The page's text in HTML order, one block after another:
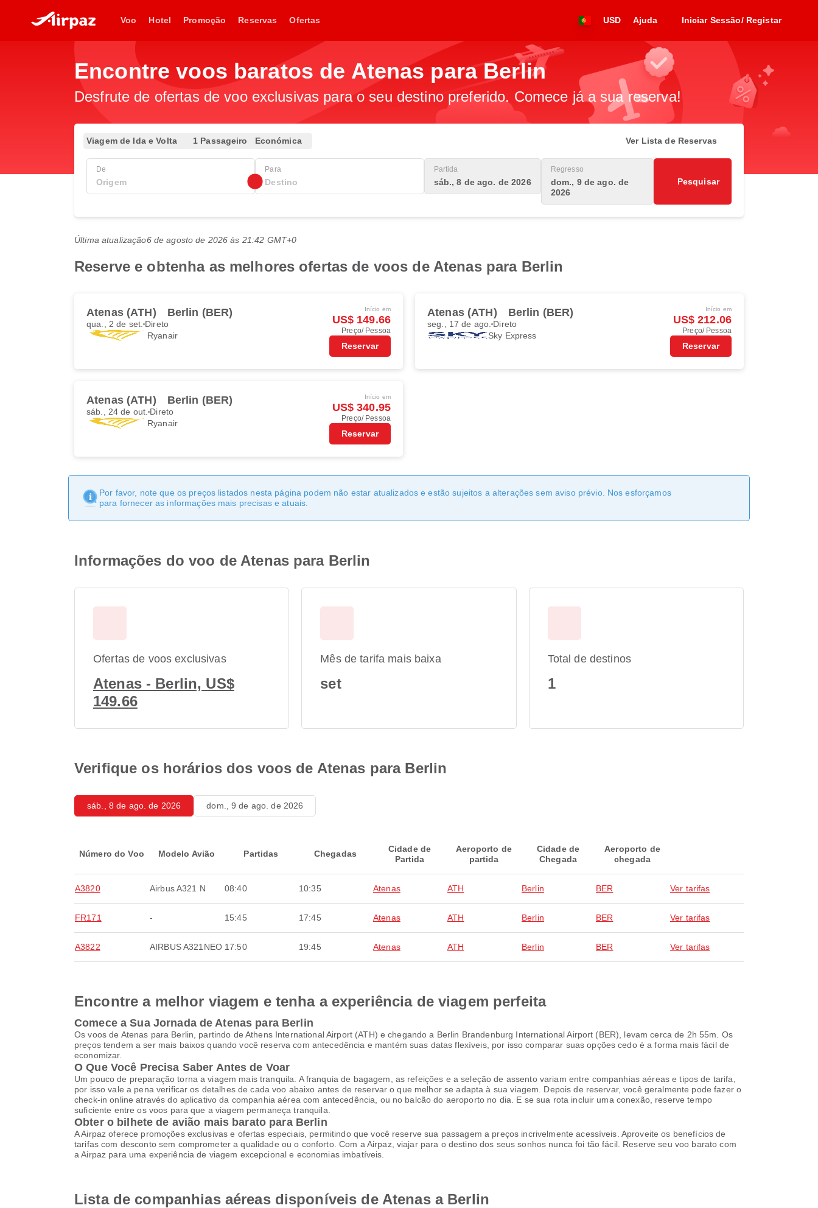
Voo Hotel Promoção Reservas Ofertas USD Ajuda Iniciar Sessão/ Registar
Encontre voos baratos de Atenas para Berlin
Desfrute de ofertas de voo exclusivas para o seu destino preferido. Comece já a sua reserva!
Viagem de Ida e Volta 1 Passageiro Económica Ver Lista de Reservas
De Para Partida
sáb., 8 de ago. de 2026
Regresso
dom., 9 de ago. de
2026
Pesquisar
Última atualização6 de agosto de 2026 às 21:42 GMT+0
Reserve e obtenha as melhores ofertas de voos de Atenas para Berlin
Atenas (ATH) Berlin (BER)
qua., 2 de set. Direto
Ryanair
Início em
US$ 149.66
Preço/ Pessoa
Reservar
Atenas (ATH) Berlin (BER)
seg., 17 de ago. Direto
Sky Express
Início em
US$ 212.06
Preço/ Pessoa
Reservar
Atenas (ATH) Berlin (BER)
sáb., 24 de out. Direto
Ryanair
Início em
US$ 340.95
Preço/ Pessoa
Reservar
Por favor, note que os preços listados nesta página podem não estar atualizados e estão sujeitos a alterações sem aviso prévio. Nos esforçamos
para fornecer as informações mais precisas e atuais.
Informações do voo de Atenas para Berlin
Ofertas de voos exclusivas
Atenas - Berlin, US$
149.66
Mês de tarifa mais baixa
set
Total de destinos
1
Verifique os horários dos voos de Atenas para Berlin
sáb., 8 de ago. de 2026 dom., 9 de ago. de 2026
Número do Voo Modelo Avião Partidas Chegadas
Cidade de
Partida
Aeroporto de
partida
Cidade de
Chegada
Aeroporto de
chegada
A3820 Airbus A321 N 08:40 10:35 Atenas ATH Berlin BER Ver tarifas
FR171 - 15:45 17:45 Atenas ATH Berlin BER Ver tarifas
A3822 AIRBUS A321NEO 17:50 19:45 Atenas ATH Berlin BER Ver tarifas
Encontre a melhor viagem e tenha a experiência de viagem perfeita
Comece a Sua Jornada de Atenas para Berlin
Os voos de Atenas para Berlin, partindo de Athens International Airport (ATH) e chegando a Berlin Brandenburg International Airport (BER), levam cerca de 2h 55m. Os
preços tendem a ser mais baixos quando você reserva com antecedência e mantém suas datas flexíveis, por isso comparar suas opções cedo é a forma mais fácil de
economizar.
O Que Você Precisa Saber Antes de Voar
Um pouco de preparação torna a viagem mais tranquila. A franquia de bagagem, as refeições e a seleção de assento variam entre companhias aéreas e tipos de tarifa,
por isso vale a pena verificar os detalhes de cada voo abaixo antes de reservar o que melhor se adapta à sua viagem. Depois de reservar, você geralmente pode fazer o
check-in online através do aplicativo da companhia aérea com antecedência, ou no balcão do aeroporto no dia. E se sua rota incluir uma conexão, reserve tempo
suficiente entre os voos para que a viagem permaneça tranquila.
Obter o bilhete de avião mais barato para Berlin
A Airpaz oferece promoções exclusivas e ofertas especiais, permitindo que você reserve sua passagem a preços incrivelmente acessíveis. Aproveite os benefícios de
tarifas com desconto sem comprometer a qualidade ou o conforto. Com a Airpaz, viajar para o destino dos seus sonhos nunca foi tão fácil. Reserve seu voo barato com
a Airpaz para uma experiência de viagem excepcional e economias imbatíveis.
Lista de companhias aéreas disponíveis de Atenas a Berlin